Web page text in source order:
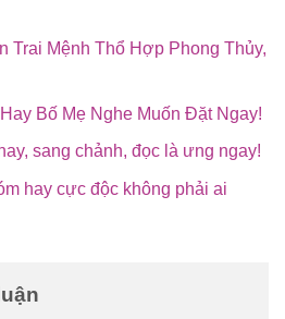
Trai Mệnh Thổ Hợp Phong Thủy,
Bố Mẹ Nghe Muốn Đặt Ngay!
sang chảnh, đọc là ưng ngay!
hay cực độc không phải ai